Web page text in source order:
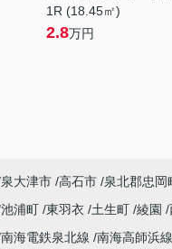
1R (18.45㎡)
2.8万円
泉大津市 高石市 泉北郡忠岡
池浦町 東羽衣 土生町 綾園
南海電鉄泉北線 南海高師浜線